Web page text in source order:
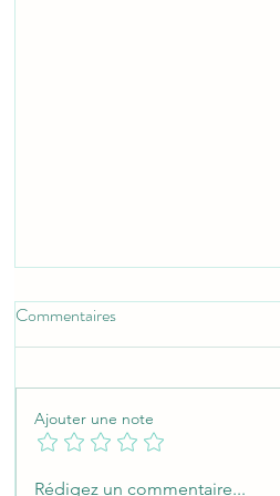
Bien choisir sa perceuse
Commentaires
Ajouter une note
Rédigez un commentaire...